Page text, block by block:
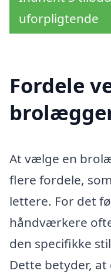
uforpligtende
Fordele
At vælge en
flere fordele,
lettere. For det
håndværkere
den specifikke
Dette betyder,